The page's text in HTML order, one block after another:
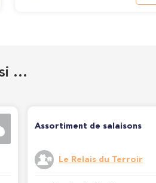
…
Assortiment de salaisons
Le Relais du Terroir